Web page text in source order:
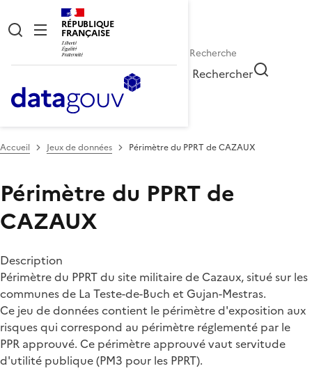
RÉPUBLIQUE
FRANÇAISE
Rechercher
Accueil Jeux de données Périmètre du PPRT de CAZAUX
Périmètre du PPRT de
CAZAUX
Description
Périmètre du PPRT du site militaire de Cazaux, situé sur les
communes de La Teste-de-Buch et Gujan-Mestras.
Ce jeu de données contient le périmètre d'exposition aux
risques qui correspond au périmètre réglementé par le
PPR approuvé. Ce périmètre approuvé vaut servitude
d'utilité publique (PM3 pour les PPRT).